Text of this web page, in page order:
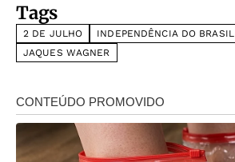
Tags
2 DE JULHO
INDEPENDÊNCIA DO BRASIL
JAQUES WAGNER